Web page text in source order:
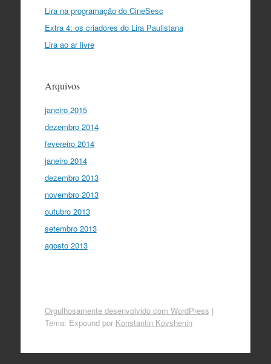
Lira na programação do CineSesc
Extra 4: os criadores do Lira Paulistana
Lira ao ar livre
Arquivos
janeiro 2015
dezembro 2014
fevereiro 2014
janeiro 2014
dezembro 2013
novembro 2013
outubro 2013
setembro 2013
agosto 2013
Orgulhosamente desenvolvido com WordPress |
Tema: Expound por Konstantin Kovshenin